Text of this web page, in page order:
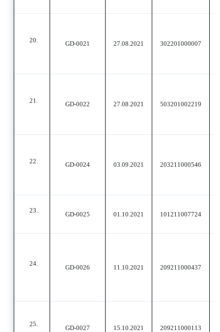
20. GD-0021 27.08.2021 302201000007
21. GD-0022 27.08.2021 503201002219
22. GD-0024 03.09.2021 203211000546
23.
GD-0025 01.10.2021 101211007724
24.
GD-0026 11.10.2021 209211000437
25.
GD-0027 15.10.2021 209211000113